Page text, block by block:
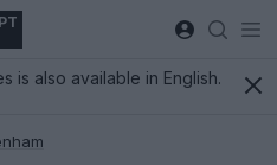
PT
is also available in English.